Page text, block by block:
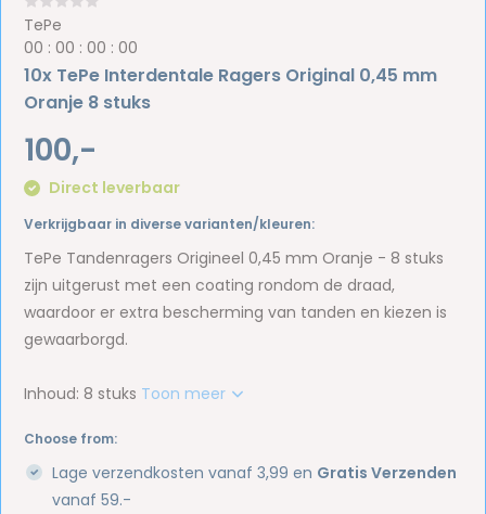
TePe
00 :00 :00 :00
10x TePe Interdentale Ragers Original 0,45 mm
Oranje 8 stuks
100,-
Direct leverbaar
Verkrijgbaar in diverse varianten/kleuren:
TePe Tandenragers Origineel 0,45 mm Oranje - 8 stuks
zijn uitgerust met een coating rondom de draad,
waardoor er extra bescherming van tanden en kiezen is
gewaarborgd.
Inhoud: 8 stuks Toon meer
Choose from:
Lage verzendkosten vanaf 3,99 en Gratis Verzenden
vanaf 59.-